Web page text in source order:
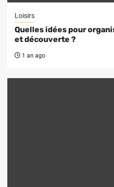
Loisirs
Quelles idées pour
et découverte ?
1 an ago